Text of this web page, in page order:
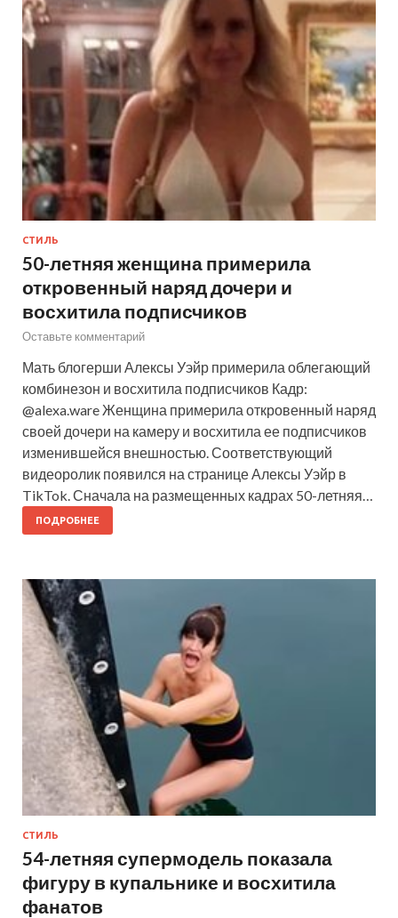
СТИЛЬ
50-летняя женщина примерила
откровенный наряд дочери и
восхитила подписчиков
Оставьте комментарий
Мать блогерши Алексы Уэйр примерила облегающий
комбинезон и восхитила подписчиков Кадр:
@alexa.ware Женщина примерила откровенный наряд
своей дочери на камеру и восхитила ее подписчиков
изменившейся внешностью. Соответствующий
видеоролик появился на странице Алексы Уэйр в
TikTok. Сначала на размещенных кадрах 50-летняя…
ПОДРОБНЕЕ
СТИЛЬ
54-летняя супермодель показала
фигуру в купальнике и восхитила
фанатов